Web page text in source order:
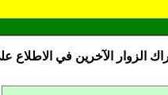
الآخرين في الاطلاع